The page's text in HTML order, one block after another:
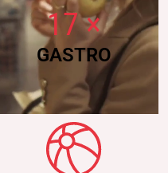
17 ×
GASTRO